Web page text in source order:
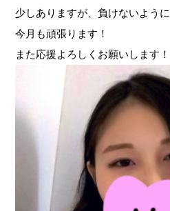
少しありますが、負けないように
今月も頑張ります！
また応援よろしくお願いします！